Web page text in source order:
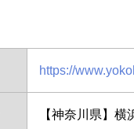
https://
【神奈川県】横